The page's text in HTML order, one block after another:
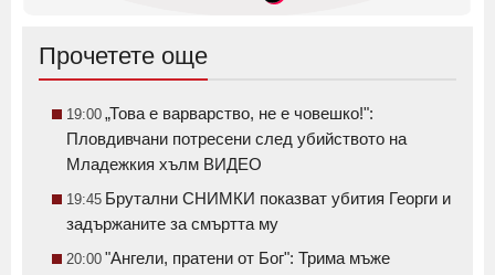
Прочетете още
19:00 „Това е варварство, не е човешко!":
Пловдивчани потресени след убийството на
Младежкия хълм ВИДЕО
19:45 Брутални СНИМКИ показват убития Георги и
задържаните за смъртта му
20:00 "Ангели, пратени от Бог": Трима мъже